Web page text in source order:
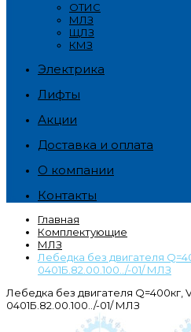
ОТИС
МЛЗ
ЩЛЗ
КМЗ
Электрика
Лифты
Акции
Доставка и оплата
О компании
Контакты
Главная
Комплектующие
МЛЗ
Лебедка без двигателя
0401Б.82.00.100../-01/ МЛЗ
Лебедка без двигателя Q=400кг,
0401Б.82.00.100../-01/ МЛЗ